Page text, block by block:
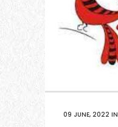
09 JUNE, 2022 IN